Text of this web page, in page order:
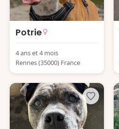
Potrie
4 ans et 4 mois
Rennes (35000) France